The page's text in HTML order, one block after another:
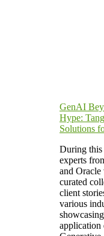
GenAI
Hype:
Solutions
During this
experts
and Oracle
curated
client
various
application